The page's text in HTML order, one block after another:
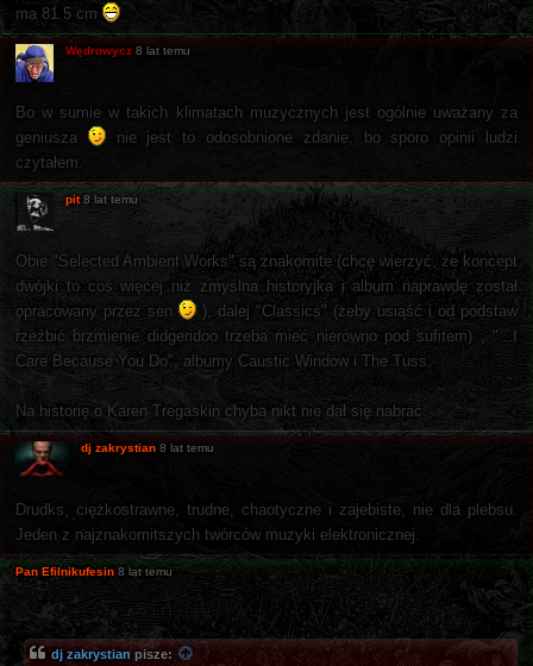
ma 81.5 cm
Wędrowycz 8 lat temu
Bo w sumie w takich klimatach muzycznych jest ogólnie uważany za
geniusza
nie jest to odosobnione zdanie, bo sporo opinii ludzi
czytałem.
pit 8 lat temu
Obie "Selected Ambient Works" są znakomite (chcę wierzyć, że koncept
dwójki to coś więcej niż zmyślna historyjka i album naprawdę został
opracowany przez sen
), dalej "Classics" (żeby usiąść i od podstaw
rzeźbić brzmienie didgeridoo trzeba mieć nierówno pod sufitem) , "...I
Care Because You Do", albumy Caustic Window i The Tuss.
Na historię o Karen Tregaskin chyba nikt nie dał się nabrać.
dj zakrystian 8 lat temu
Drudks, ciężkostrawne, trudne, chaotyczne i zajebiste, nie dla plebsu.
Jeden z najznakomitszych twórców muzyki elektronicznej.
Pan Efilnikufesin 8 lat temu
dj zakrystian pisze: